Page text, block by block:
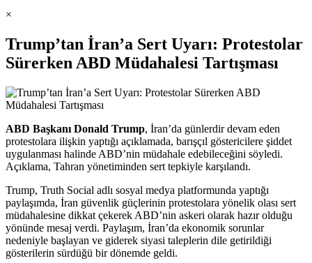
×
Trump’tan İran’a Sert Uyarı: Protestolar
Sürerken ABD Müdahalesi Tartışması
ABD Başkanı Donald Trump, İran’da günlerdir devam eden
protestolara ilişkin yaptığı açıklamada, barışçıl göstericilere şiddet
uygulanması halinde ABD’nin müdahale edebileceğini söyledi.
Açıklama, Tahran yönetiminden sert tepkiyle karşılandı.
Trump, Truth Social adlı sosyal medya platformunda yaptığı
paylaşımda, İran güvenlik güçlerinin protestolara yönelik olası sert
müdahalesine dikkat çekerek ABD’nin askeri olarak hazır olduğu
yönünde mesaj verdi. Paylaşım, İran’da ekonomik sorunlar
nedeniyle başlayan ve giderek siyasi taleplerin dile getirildiği
gösterilerin sürdüğü bir dönemde geldi.